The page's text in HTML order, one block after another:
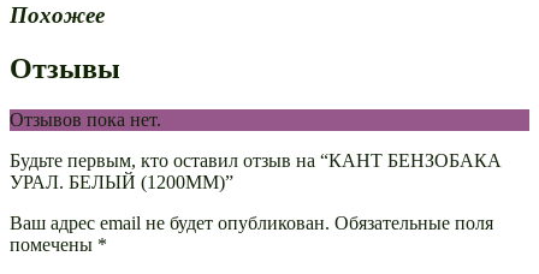
Похожее
Отзывы
Отзывов пока нет.
Будьте первым, кто оставил отзыв на “КАНТ БЕНЗОБАКА
УРАЛ. БЕЛЫЙ (1200ММ)”
Ваш адрес email не будет опубликован. Обязательные поля
помечены *